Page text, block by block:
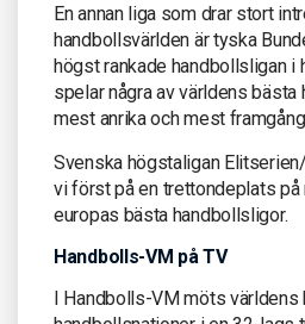
En annan liga som drar stort
handbollsvärlden är tyska
högst rankade handbollsligan i
spelar några av världens
mest anrika och mest
Svenska högstaligan
vi först på en trettondeplats på
europas bästa handbollsligor.
Handbolls-VM på TV
I Handbolls-VM möts världens